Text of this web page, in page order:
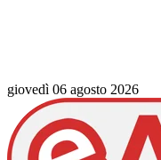
giovedì 06 agosto 2026